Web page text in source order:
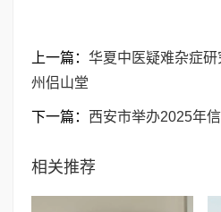
上一篇： 华夏中医疑难杂症
州侣山堂
下一篇： 西安市举办2025年
相关推荐